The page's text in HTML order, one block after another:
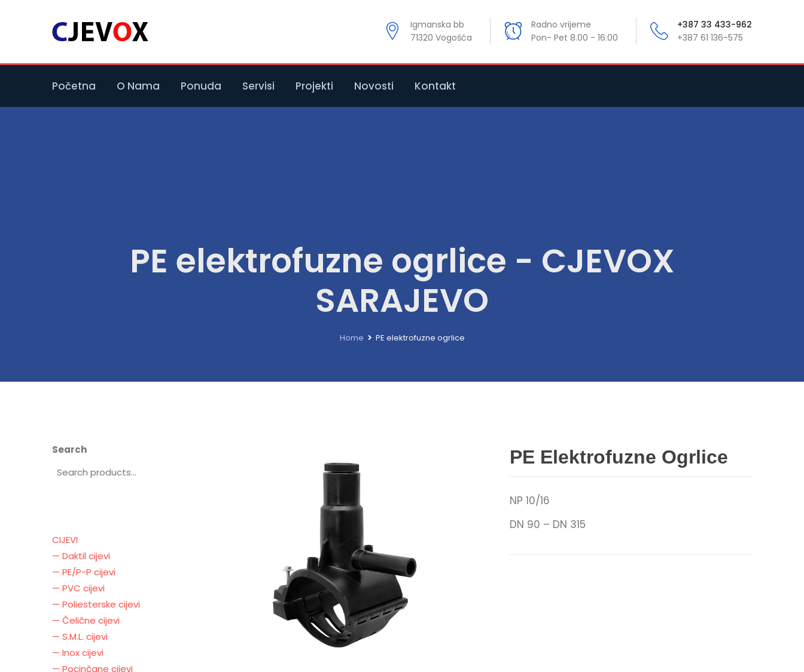
Igmanska bb
71320 Vogošća
Radno vrijeme
Pon- Pet 8.00 - 16.00
+387 33 433-962
+387 61 136-575
Početna O Nama Ponuda Servisi Projekti Novosti Kontakt
PE elektrofuzne ogrlice - CJEVOX
SARAJEVO
Home PE elektrofuzne ogrlice
Search
CIJEVI
— Daktil cijevi
— PE/P-P cijevi
— PVC cijevi
— Poliesterske cijevi
— Čelične cijevi
— S.M.L. cijevi
— Inox cijevi
— Pocinčane cijevi
PE Elektrofuzne Ogrlice
NP 10/16
DN 90 – DN 315